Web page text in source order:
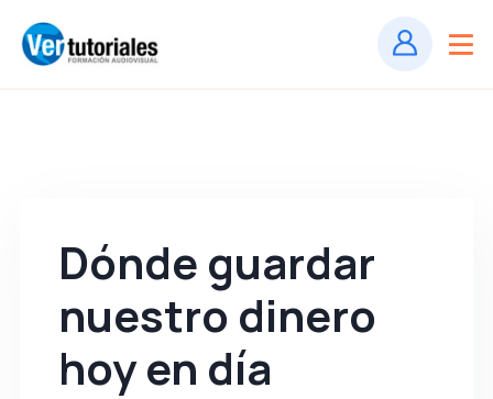
Dónde guardar
nuestro dinero
hoy en día